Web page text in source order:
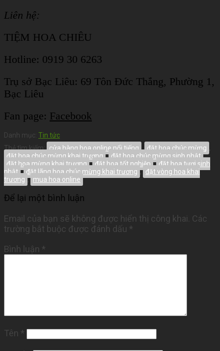
Liên hệ:
TIỆM HOA CHIÊU
Hotline: 0919 30 6263
Trụ sở Bạc Liêu: 69 Tôn Đức Thắng, Phường 1,
Bạc Liêu
Fan page: Facebook
Danh mục: Tin tức
Thẻ tìm kiếm: cửa hàng hoa online nổi tiếng , đặt hoa chúc mừng ,
đặt hoa chúc mừng khai trương , đặt hoa chúc mừng sinh nhật ,
đặt hoa mừng khai trương , đặt hoa tốt nghiệp , đặt hoa tươi sinh
nhật , đặt lãng hoa chúc mừng khai trương , đặt vòng hoa khai
trương , mua hoa online
Để lại một bình luận
Email của bạn sẽ không được hiển thị công khai. Các
trường bắt buộc được đánh dấu *
Bình luận *
Tên *